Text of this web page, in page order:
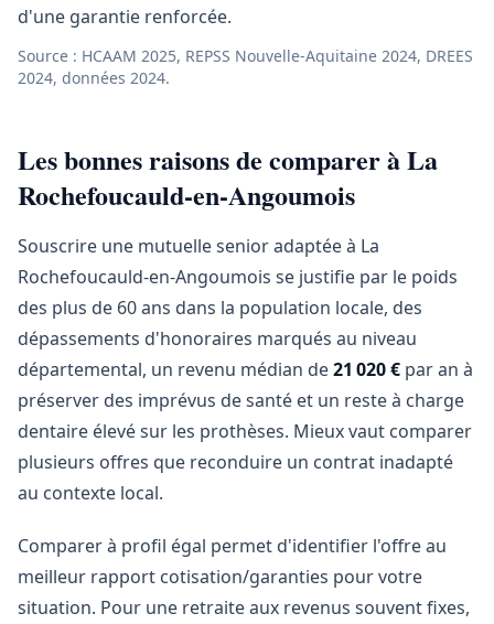
d'une garantie renforcée.
Source : HCAAM 2025, REPSS Nouvelle-Aquitaine 2024, DREES
2024, données 2024.
Les bonnes raisons de comparer à La
Rochefoucauld-en-Angoumois
Souscrire une mutuelle senior adaptée à La
Rochefoucauld-en-Angoumois se justifie par le poids
des plus de 60 ans dans la population locale, des
dépassements d'honoraires marqués au niveau
départemental, un revenu médian de21 020 € par an à
préserver des imprévus de santé et un reste à charge
dentaire élevé sur les prothèses. Mieux vaut comparer
plusieurs offres que reconduire un contrat inadapté
au contexte local.
Comparer à profil égal permet d'identifier l'offre au
meilleur rapport cotisation/garanties pour votre
situation. Pour une retraite aux revenus souvent fixes,